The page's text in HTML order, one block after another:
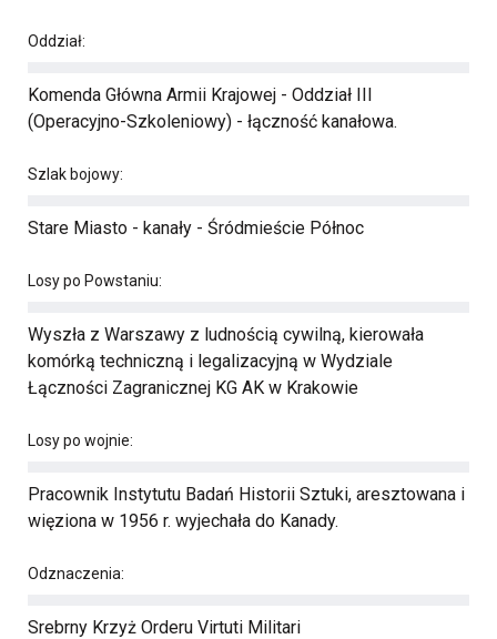
Oddział:
Komenda Główna Armii Krajowej - Oddział III
(Operacyjno-Szkoleniowy) - łączność kanałowa.
Szlak bojowy:
Stare Miasto - kanały - Śródmieście Północ
Losy po Powstaniu:
Wyszła z Warszawy z ludnością cywilną, kierowała
komórką techniczną i legalizacyjną w Wydziale
Łączności Zagranicznej KG AK w Krakowie
Losy po wojnie:
Pracownik Instytutu Badań Historii Sztuki, aresztowana i
więziona w 1956 r. wyjechała do Kanady.
Odznaczenia:
Srebrny Krzyż Orderu Virtuti Militari